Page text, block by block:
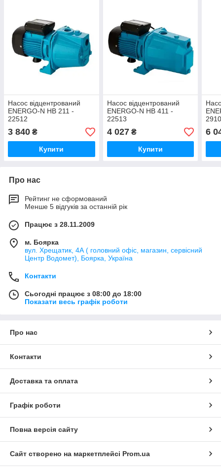
Насос відцентрований
ENERGO-N НB 211 -
22512
3 840 ₴
Купити
Насос відцентрований
ENERGO-N НB 411 -
22513
4 027₴
Купити
6
Про нас
Рейтинг не сформований
Менше 5 відгуків за останній рік
Працює з 28.11.2009
м. Боярка
вул. Хрещатик, 4А ( головний офіс, магазин, сервісний
Центр Водомет), Боярка, Україна
Контакти
Сьогодні працює з 08:00 до 18:00
Показати весь графік роботи
Про нас
Контакти
Доставка та оплата
Графік роботи
Повна версія сайту
Сайт створено на маркетплейсі Prom.ua